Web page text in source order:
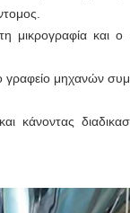
μικρογραφία και ο
γραφείο μηχανών
κάνοντας